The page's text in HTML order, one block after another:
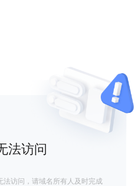
法访问
访问，请域名所有人及时完成